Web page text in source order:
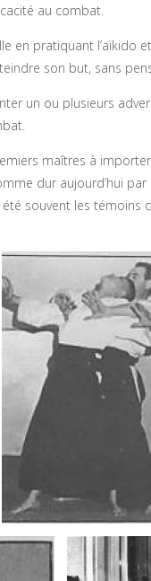
au combat.
en pratiquant l’aïkido
son but, sans
un ou plusieurs
maîtres à
dur aujourd’hui
souvent les